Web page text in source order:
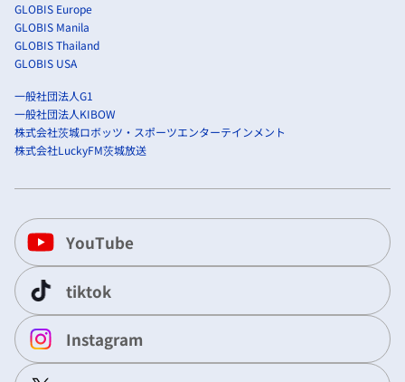
GLOBIS Europe
GLOBIS Manila
GLOBIS Thailand
GLOBIS USA
一般社団法人G1
一般社団法人KIBOW
株式会社茨城ロボッツ・スポーツエンターテインメント
株式会社LuckyFM茨城放送
YouTube
tiktok
Instagram